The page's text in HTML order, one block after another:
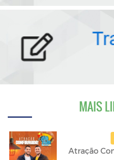
MAIS
Atração